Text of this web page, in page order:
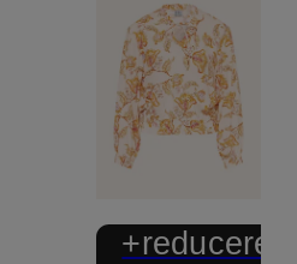
+reducere